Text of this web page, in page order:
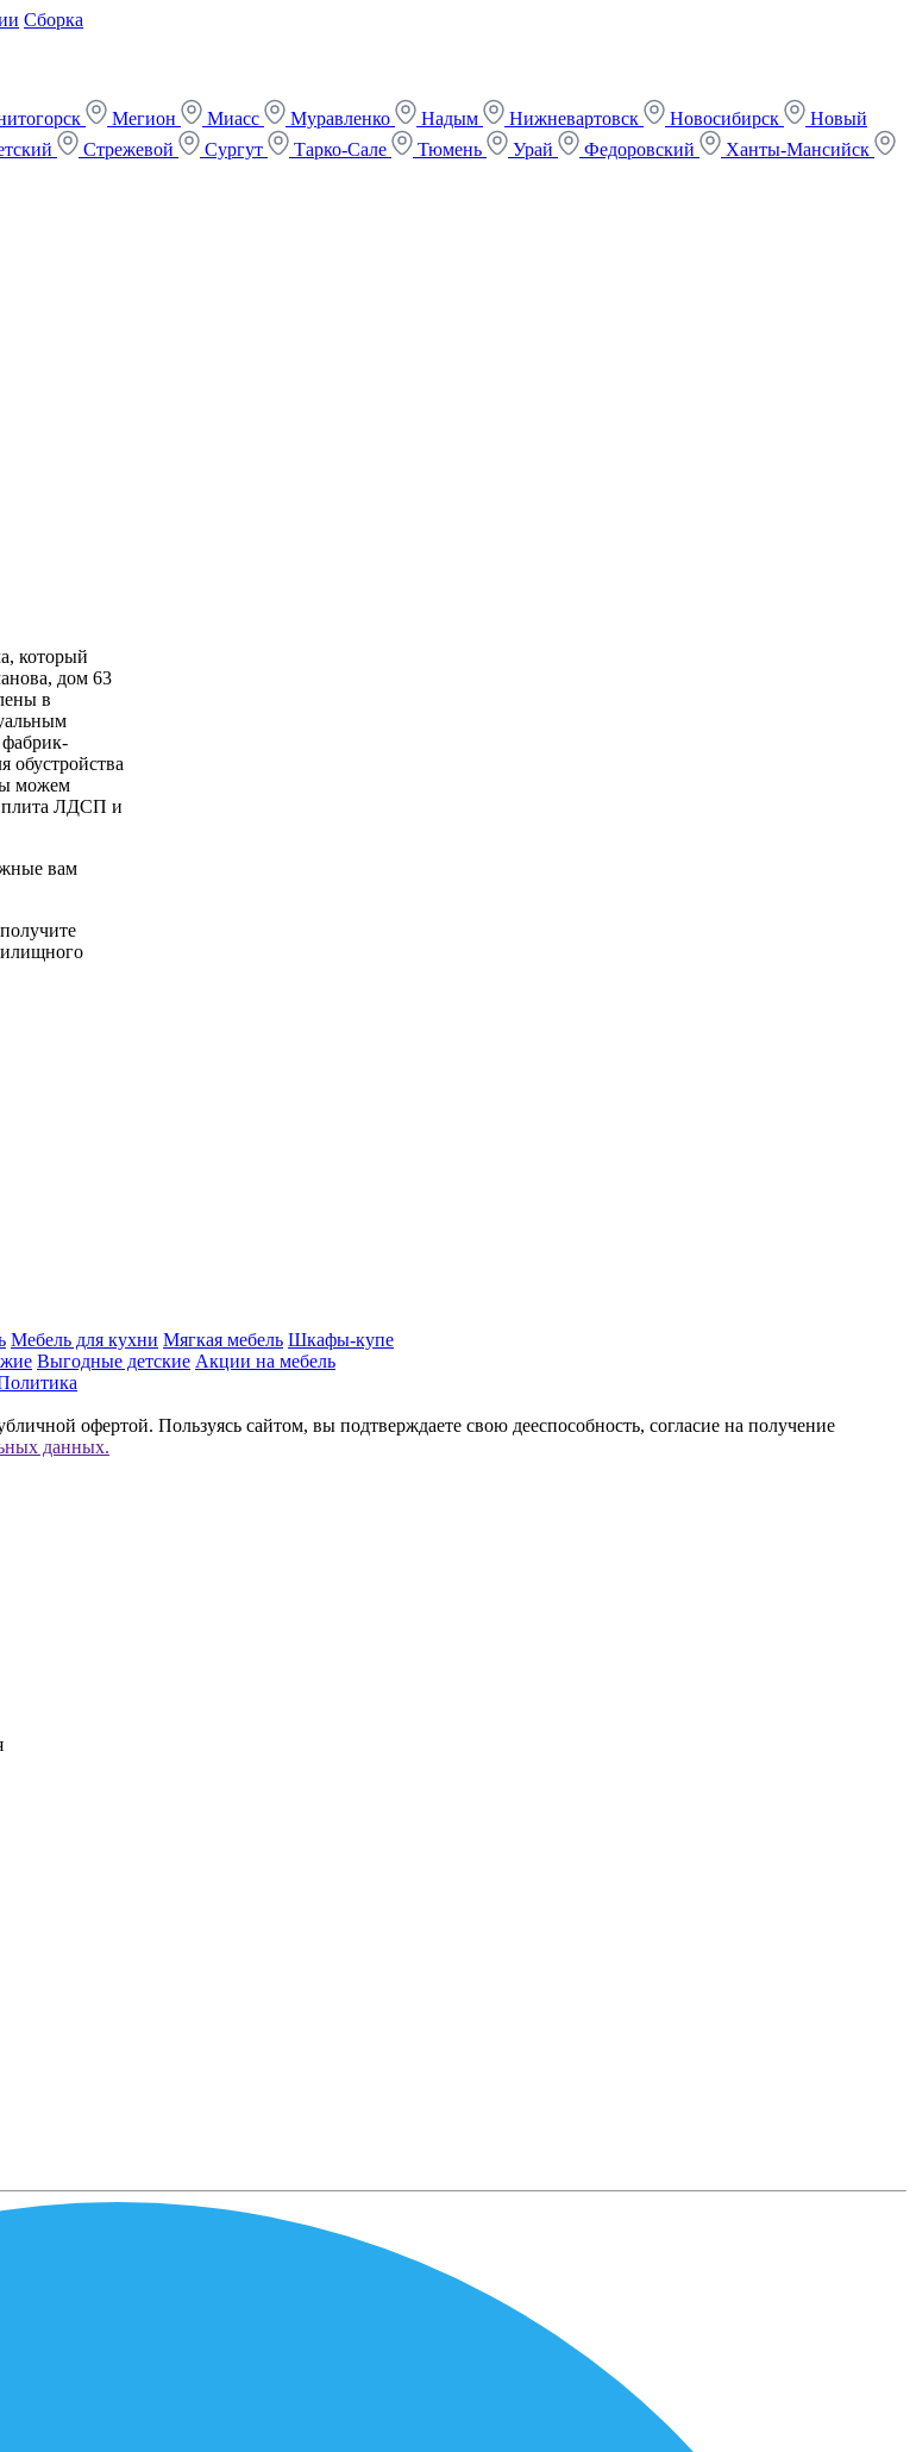
Сборка
Мегион Миасс Муравленко Надым Нижневартовск Новосибирск
Новый
Стрежевой Сургут Тарко-Сале Тюмень Урай Федоровский
Ханты-Мансийск
который
дом 63
в
обустройства
можем
плита ЛДСП и
вам
Мебель для кухни Мягкая мебель Шкафы-купе
Выгодные детские Акции на мебель
офертой. Пользуясь сайтом, вы подтверждаете свою дееспособность, согласие на получение
данных.